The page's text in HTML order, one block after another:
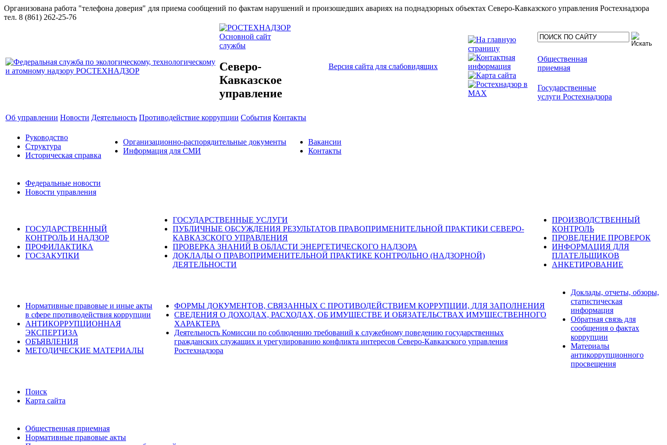
Организована работа "телефона доверия" для приема сообщений по фактам нарушений и произошедших авариях на поднадзорных объектах Северо-Кавказского управления Ростехнадзора
тел. 8 (861) 262-25-76
Основной сайт
службы
Северо-
Кавказское
управление
Версия сайта для слабовидящих
Общественная
приемная
Государственные
услуги Ростехнадзора
Об управлении Новости Деятельность Противодействие коррупции События Контакты
Руководство
Структура
Историческая справка
Организационно-распорядительные документы
Информация для СМИ
Вакансии
Контакты
Федеральные новости
Новости управления
ГОСУДАРСТВЕННЫЙ
КОНТРОЛЬ И НАДЗОР
ПРОФИЛАКТИКА
ГОСЗАКУПКИ
ГОСУДАРСТВЕННЫЕ УСЛУГИ
ПУБЛИЧНЫЕ ОБСУЖДЕНИЯ РЕЗУЛЬТАТОВ ПРАВОПРИМЕНИТЕЛЬНОЙ ПРАКТИКИ СЕВЕРО-
КАВКАЗСКОГО УПРАВЛЕНИЯ
ПРОВЕРКА ЗНАНИЙ В ОБЛАСТИ ЭНЕРГЕТИЧЕСКОГО НАДЗОРА
ДОКЛАДЫ О ПРАВОПРИМЕНИТЕЛЬНОЙ ПРАКТИКЕ КОНТРОЛЬНО (НАДЗОРНОЙ)
ДЕЯТЕЛЬНОСТИ
ПРОИЗВОДСТВЕННЫЙ
КОНТРОЛЬ
ПРОВЕДЕНИЕ ПРОВЕРОК
ИНФОРМАЦИЯ ДЛЯ
ПЛАТЕЛЬЩИКОВ
АНКЕТИРОВАНИЕ
Нормативные правовые и иные акты
в сфере противодействия коррупции
АНТИКОРРУПЦИОННАЯ
ЭКСПЕРТИЗА
ОБЪЯВЛЕНИЯ
МЕТОДИЧЕСКИЕ МАТЕРИАЛЫ
ФОРМЫ ДОКУМЕНТОВ, СВЯЗАННЫХ С ПРОТИВОДЕЙСТВИЕМ КОРРУПЦИИ, ДЛЯ ЗАПОЛНЕНИЯ
СВЕДЕНИЯ О ДОХОДАХ, РАСХОДАХ, ОБ ИМУЩЕСТВЕ И ОБЯЗАТЕЛЬСТВАХ ИМУЩЕСТВЕННОГО
ХАРАКТЕРА
Деятельность Комиссии по соблюдению требований к служебному поведению государственных
гражданских служащих и урегулированию конфликта интересов Северо-Кавказского управления
Ростехнадзора
Доклады, отчеты, обзоры,
статистическая
информация
Обратная связь для
сообщения о фактах
коррупции
Материалы
антикоррупционного
просвещения
Поиск
Карта сайта
Общественная приемная
Нормативные правовые акты